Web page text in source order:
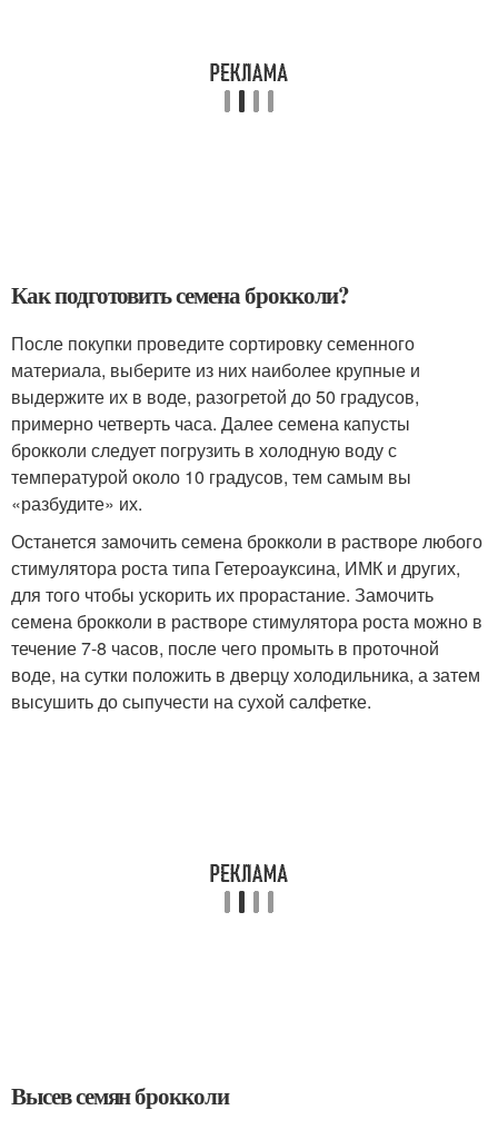
Как подготовить семена брокколи?
После покупки проведите сортировку семенного
материала, выберите из них наиболее крупные и
выдержите их в воде, разогретой до 50 градусов,
примерно четверть часа. Далее семена капусты
брокколи следует погрузить в холодную воду с
температурой около 10 градусов, тем самым вы
«разбудите» их.
Останется замочить семена брокколи в растворе любого
стимулятора роста типа Гетероауксина, ИМК и других,
для того чтобы ускорить их прорастание. Замочить
семена брокколи в растворе стимулятора роста можно в
течение 7-8 часов, после чего промыть в проточной
воде, на сутки положить в дверцу холодильника, а затем
высушить до сыпучести на сухой салфетке.
Высев семян брокколи